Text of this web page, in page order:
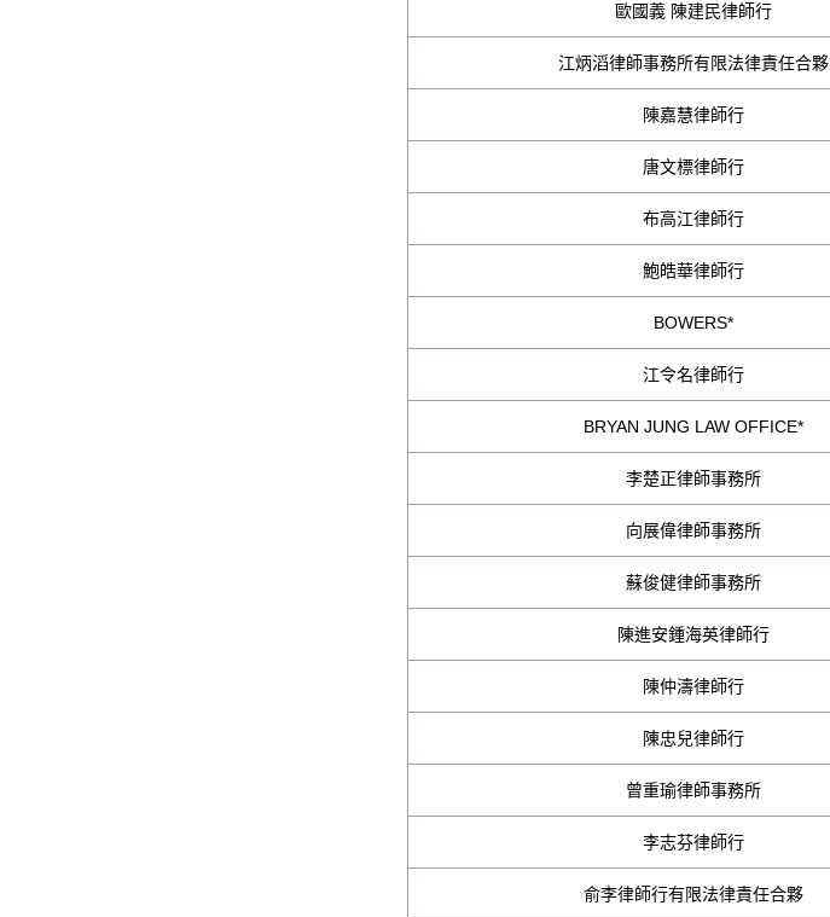
歐國義 陳建民律師行
江炳滔律師事務所有限法律責任合夥
陳嘉慧律師行
唐文標律師行
布高江律師行
鮑皓華律師行
BOWERS*
江令名律師行
BRYAN JUNG LAW OFFICE*
李楚正律師事務所
向展偉律師事務所
蘇俊健律師事務所
陳進安鍾海英律師行
陳仲濤律師行
陳忠兒律師行
曾重瑜律師事務所
李志芬律師行
俞李律師行有限法律責任合夥